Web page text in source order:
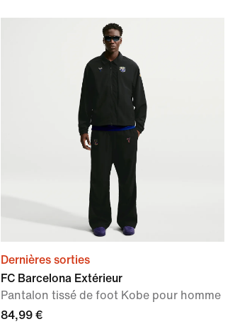
Dernières sorties
FC Barcelona Extérieur
Pantalon tissé de foot Kobe pour homme
84,99 €